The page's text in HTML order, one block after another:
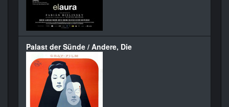
Palast der Sünde / Andere, Die